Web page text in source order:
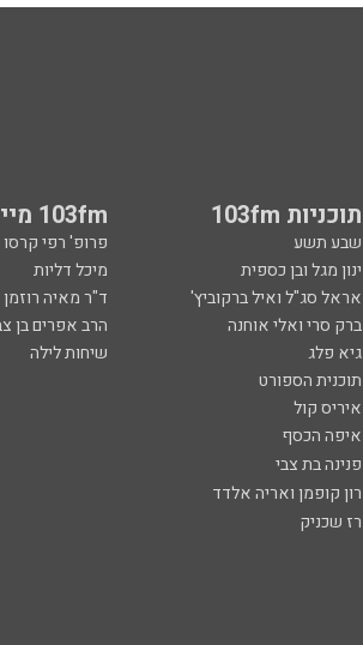
תוכניות 103fm 103fm מייעצים
שבע תשע פרופ' רפי קרסו
ינון מגל ובן כספית
מיכל דליות
אראל סג"ל ואיל ברקוביץ'
ד"ר מאיה רוזמן
ברק סרי ואלי אוחנה
הרב אפרים בן
גיא פלג
שיחות לילה
תוכנית הספורט
איריס קול
איפה הכסף
פנינה בת צבי
רון קופמן ואריה אלדד
רז שכניק